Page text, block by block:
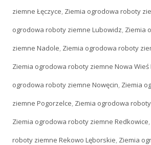
ziemne Łęczyce, Ziemia ogrodowa roboty
ogrodowa roboty ziemne Lubowidz, Ziemia
ziemne Nadole, Ziemia ogrodowa roboty
Ziemia ogrodowa roboty ziemne Nowa Wieś
ogrodowa roboty ziemne Nowęcin, Ziemia
ziemne Pogorzelce, Ziemia ogrodowa
Ziemia ogrodowa roboty ziemne Redkowice,
roboty ziemne Rekowo Lęborskie, Ziemia